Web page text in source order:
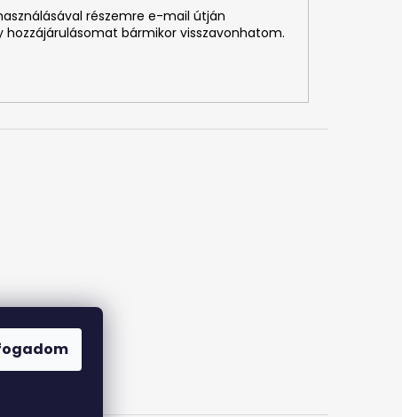
részemre e-mail útján
bármikor visszavonhatom.